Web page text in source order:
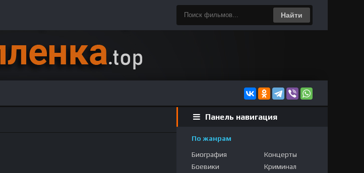
Найти
Панель навигация
По жанрам
Биография
Боевики
Концерты
Криминал